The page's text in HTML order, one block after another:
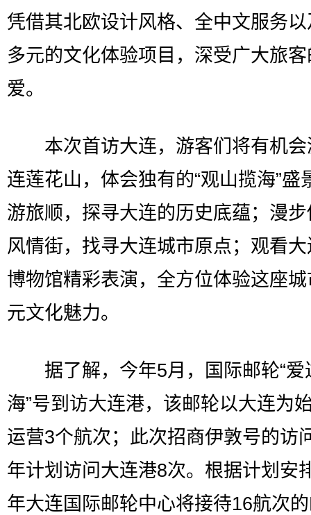
凭借其北欧设计风格、全中文服务
多元的文化体验项目，深受广大旅
爱。
本次首访大连，游客们将有机会
连莲花山，体会独有的“观山揽海”盛
游旅顺，探寻大连的历史底蕴；漫
风情街，找寻大连城市原点；观看
博物馆精彩表演，全方位体验这座
元文化魅力。
据了解，今年5月，国际邮轮“爱
海”号到访大连港，该邮轮以大连为
运营3个航次；此次招商伊敦号的访
年计划访问大连港8次。根据计划安
年大连国际邮轮中心将接待16航次